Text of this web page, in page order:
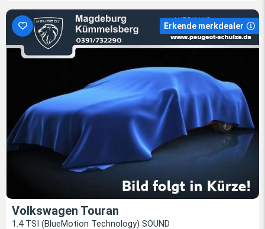
Erkende merkdealer
Volkswagen Touran
1.4 TSI (BlueMotion Technology) SOUND